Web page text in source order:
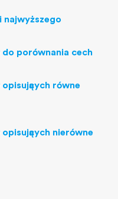
najwyższego
porównania cech
równe
nierówne